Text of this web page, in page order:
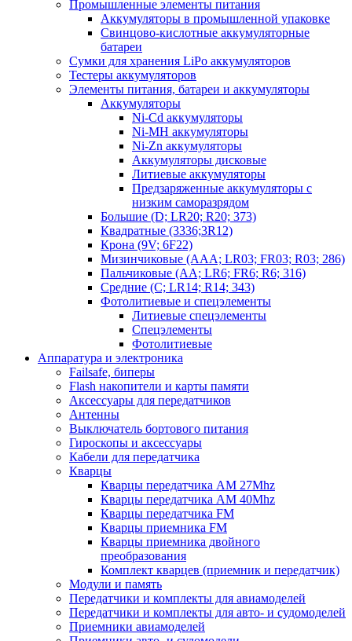
Промышленные элементы питания
Аккумуляторы в промышленной упаковке
Свинцово-кислотные аккумуляторные
батареи
Сумки для хранения LiPo аккумуляторов
Тестеры аккумуляторов
Элементы питания, батареи и аккумуляторы
Аккумуляторы
Ni-Cd аккумуляторы
Ni-MH аккумуляторы
Ni-Zn аккумуляторы
Аккумуляторы дисковые
Литиевые аккумуляторы
Предзаряженные аккумуляторы с
низким саморазрядом
Большие (D; LR20; R20; 373)
Квадратные (3336;3R12)
Крона (9V; 6F22)
Мизинчиковые (AAA; LR03; FR03; R03; 286)
Пальчиковые (AA; LR6; FR6; R6; 316)
Средние (C; LR14; R14; 343)
Фотолитиевые и спецэлементы
Литиевые спецэлементы
Спецэлементы
Фотолитиевые
Аппаратура и электроника
Failsafe, биперы
Flash накопители и карты памяти
Аксессуары для передатчиков
Антенны
Выключатель бортового питания
Гироскопы и аксессуары
Кабели для передатчика
Кварцы
Кварцы передатчика AM 27Mhz
Кварцы передатчика AM 40Mhz
Кварцы передатчика FM
Кварцы приемника FM
Кварцы приемника двойного
преобразования
Комплект кварцев (приемник и передатчик)
Модули и память
Передатчики и комплекты для авиамоделей
Передатчики и комплекты для авто- и судомоделей
Приемники авиамоделей